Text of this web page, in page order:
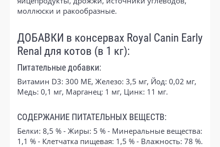
моллюски и ракообразные.
ДОБАВКИ в консервах Royal Canin Early
Renal для котов (в 1 кг):
Питательные добавки:
Витамин D3: 300 ME, Железо: 3,5 мг, Йод: 0,02 мг,
Медь: 0,1 мг, Марганец: 1 мг, Цинк: 11 мг.
СОДЕРЖАНИЕ ПИТАТЕЛЬНЫХ ВЕЩЕСТВ:
Белки: 8,5 % - Жиры: 5 % - Минеральные вещества:
1,1 % - Клетчатка пищевая: 1,5 % - Влажность: 78 %.